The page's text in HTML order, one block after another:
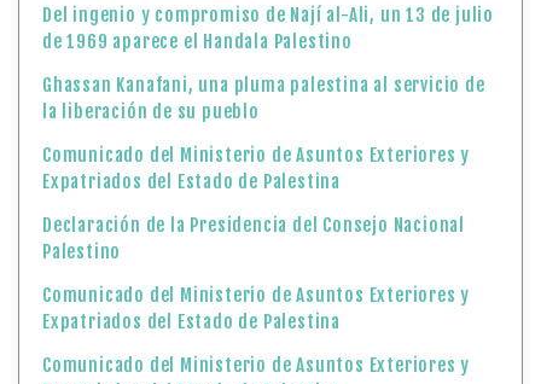
Del ingenio y compromiso de Nají al-Ali, un 13 de julio
de 1969 aparece el Handala Palestino
Ghassan Kanafani, una pluma palestina al servicio de
la liberación de su pueblo
Comunicado del Ministerio de Asuntos Exteriores y
Expatriados del Estado de Palestina
Declaración de la Presidencia del Consejo Nacional
Palestino
Comunicado del Ministerio de Asuntos Exteriores y
Expatriados del Estado de Palestina
Comunicado del Ministerio de Asuntos Exteriores y